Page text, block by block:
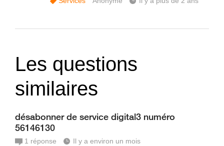
Les questions
similaires
désabonner de service digital3 numéro
56146130
1 réponse Il y a environ un mois